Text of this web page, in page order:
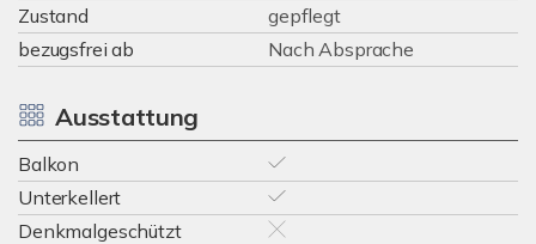
Zustand
gepflegt
bezugsfrei ab
Nach Absprache
Ausstattung
Balkon
Unterkellert
Denkmalgeschützt